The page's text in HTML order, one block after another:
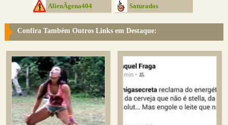
AlienÃ­gena404
Saturados
Confira Também Outros Links em Destaque: